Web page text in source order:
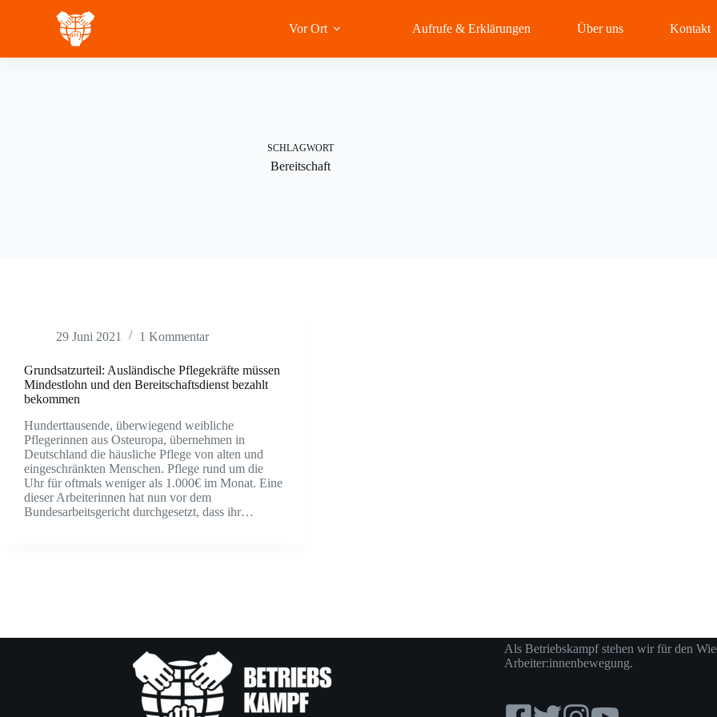
Vor Ort Aufrufe & Erklärungen Über uns Kontakt
SCHLAGWORT
Bereitschaft
29 Juni 2021 1 Kommentar
Grundsatzurteil: Ausländische Pflegekräfte müssen
Mindestlohn und den Bereitschaftsdienst bezahlt
bekommen
Hunderttausende, überwiegend weibliche
Pflegerinnen aus Osteuropa, übernehmen in
Deutschland die häusliche Pflege von alten und
eingeschränkten Menschen. Pflege rund um die
Uhr für oftmals weniger als 1.000€ im Monat. Eine
dieser Arbeiterinnen hat nun vor dem
Bundesarbeitsgericht durchgesetzt, dass ihr…
Als Betriebskampf stehen wir für den
Arbeiter:innenbewegung.